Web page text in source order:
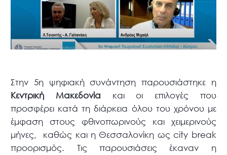
Στην 5η ψηφιακή συνάντηση παρουσιάστηκε η
Κεντρική Μακεδονία και οι επιλογές που
προσφέρει κατά τη διάρκεια όλου του χρόνου με
έμφαση στους φθινοπωρινούς και χειμερινούς
μήνες, καθώς και η Θεσσαλονίκη ως city break
προορισμός. Τις παρουσιάσεις έκαναν η